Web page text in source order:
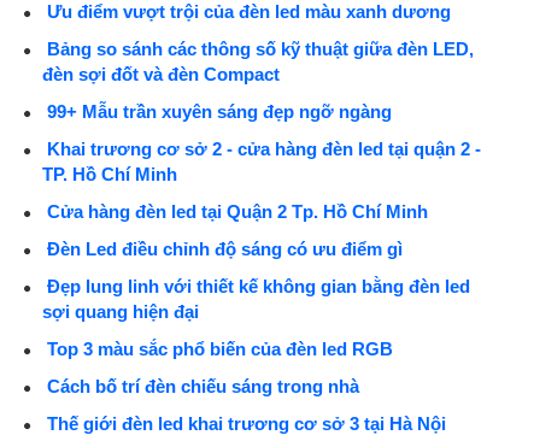
Ưu điểm vượt trội của đèn led màu xanh dương
Bảng so sánh các thông số kỹ thuật giữa đèn LED,
đèn sợi đốt và đèn Compact
99+ Mẫu trần xuyên sáng đẹp ngỡ ngàng
Khai trương cơ sở 2 - cửa hàng đèn led tại quận 2 -
TP. Hồ Chí Minh
Cửa hàng đèn led tại Quận 2 Tp. Hồ Chí Minh
Đèn Led điều chỉnh độ sáng có ưu điểm gì
Đẹp lung linh với thiết kế không gian bằng đèn led
sợi quang hiện đại
Top 3 màu sắc phổ biến của đèn led RGB
Cách bố trí đèn chiếu sáng trong nhà
Thế giới đèn led khai trương cơ sở 3 tại Hà Nội